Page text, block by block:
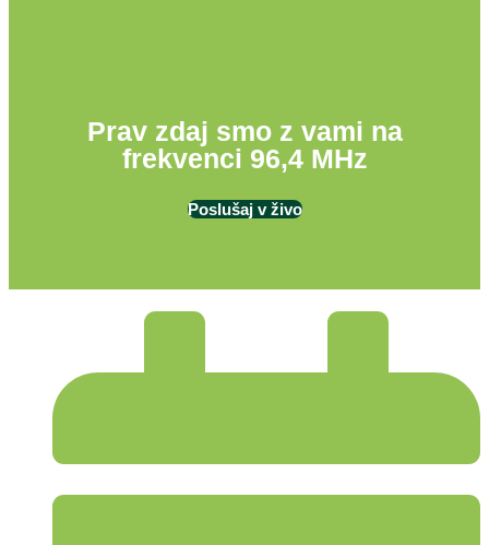
Prav zdaj smo z vami na
frekvenci 96,4 MHz
Poslušaj v živo